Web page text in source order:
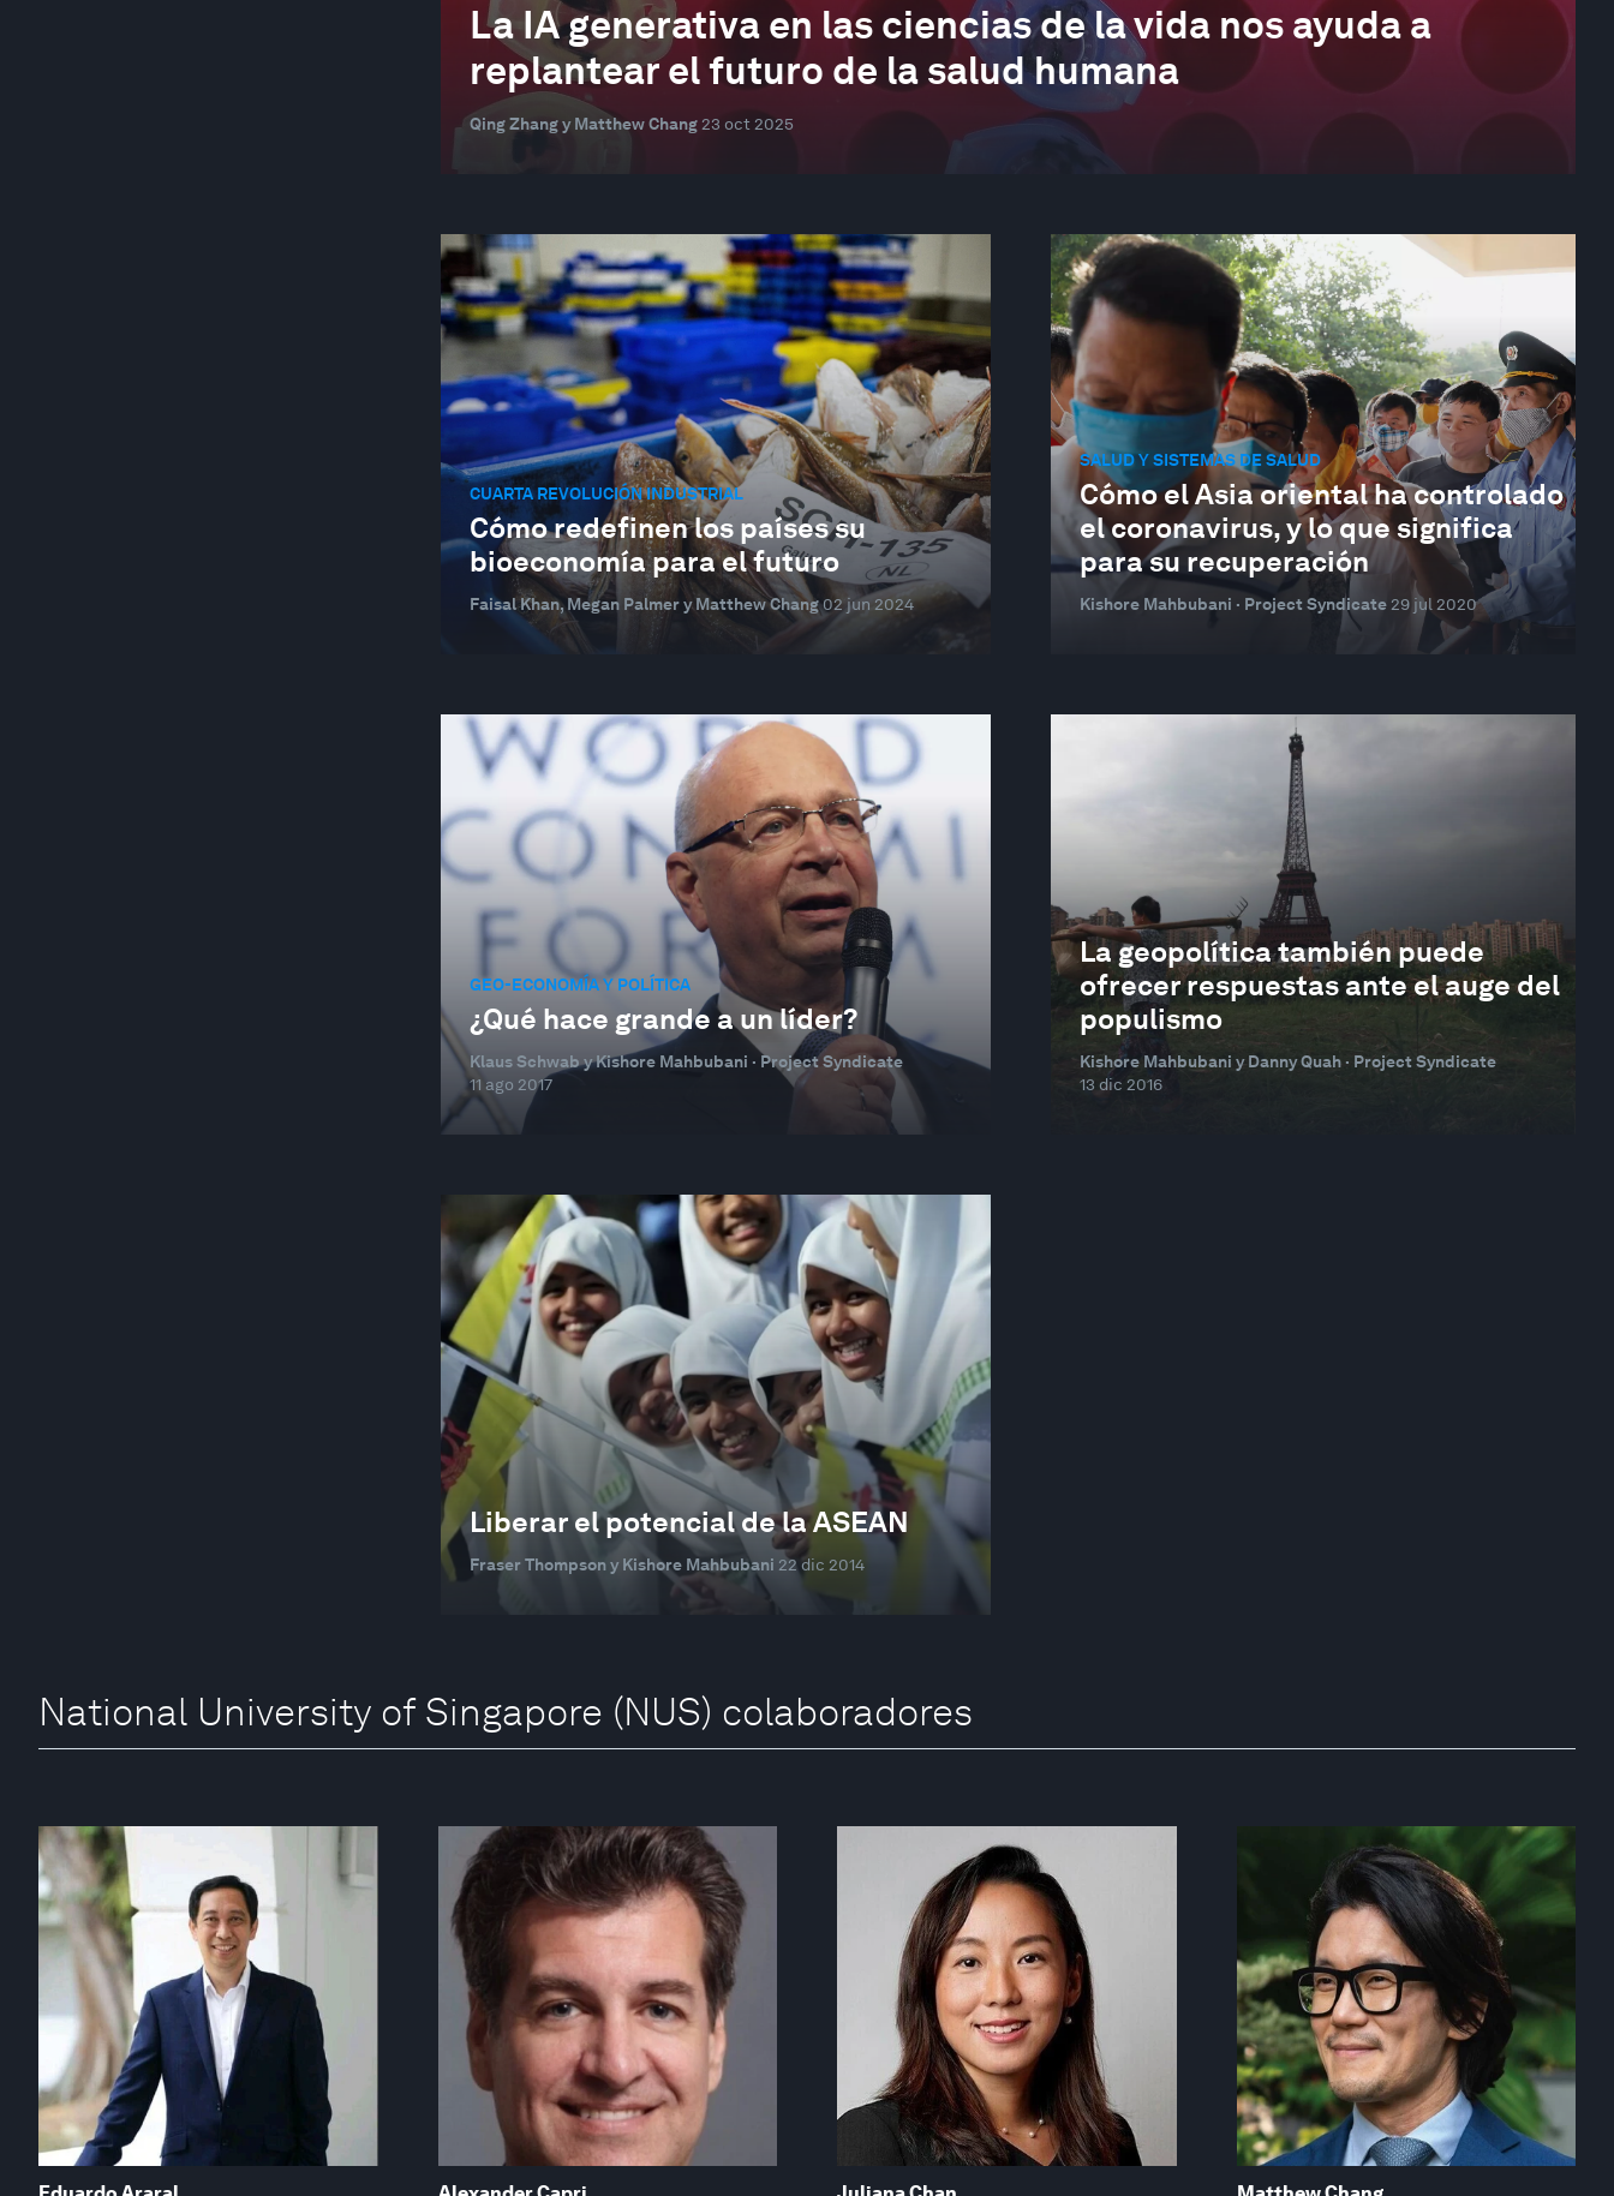
La IA generativa en las ciencias de la vida nos ayuda a
replantear el futuro de la salud humana
Qing Zhang y Matthew Chang 23 oct 2025
CUARTA REVOLUCIÓN INDUSTRIAL
Cómo redefinen los países su
bioeconomía para el futuro
Faisal Khan, Megan Palmer y Matthew Chang02 jun 2024
SALUD Y SISTEMAS DE SALUD
Cómo el Asia oriental ha controlado
el coronavirus, y lo que significa
para su recuperación
Kishore Mahbubani · Project Syndicate 29 jul 2020
GEO-ECONOMÍA Y POLÍTICA
¿Qué hace grande a un líder?
Klaus Schwab y Kishore Mahbubani · Project Syndicate
11 ago 2017
La geopolítica también puede
ofrecer respuestas ante el auge del
populismo
Kishore Mahbubani y Danny Quah · Project Syndicate
13 dic 2016
Liberar el potencial de la ASEAN
Fraser Thompson y Kishore Mahbubani 22 dic 2014
National University of Singapore (NUS) colaboradores